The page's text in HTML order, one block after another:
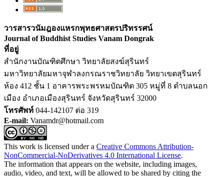
วารสารวนัมฎองแหรกพุทธศาสตรปริทรรศน์
Journal of Buddhist Studies Vanam Dongrak
ที่อยู่
สำนักงานบัณฑิตศึกษา วิทยาลัยสงฆ์สุรินทร์
มหาวิทยาลัยมหาจุฬาลงกรณราชวิทยาลัย วิทยาเขตสุรินทร์
ห้อง 412 ชั้น 1 อาคารพระพรหมบัณฑิต 305 หมู่ที่ 8 ตำบลนอก
เมือง อำเภอเมืองสุรินทร์ จังหวัดสุรินทร์ 32000
โทรศัพท์ 044-142107 ต่อ 319
E-mail: Vanamdr@hotmail.com
This work is licensed under a Creative Commons Attribution-
NonCommercial-NoDerivatives 4.0 International License.
The information that appears on the website, including images,
audio, video, and text, will be allowed to be shared by citing the